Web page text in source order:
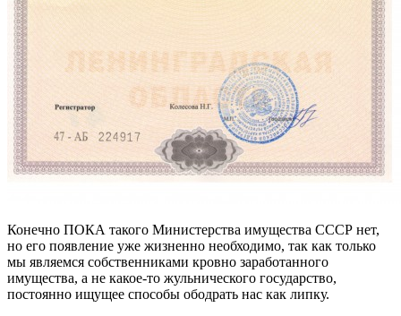
Конечно ПОКА такого Министерства имущества СССР нет,
но его появление уже жизненно необходимо, так как только
мы являемся собственниками кровно заработанного
имущества, а не какое-то жульнического государство,
постоянно ищущее способы ободрать нас как липку.